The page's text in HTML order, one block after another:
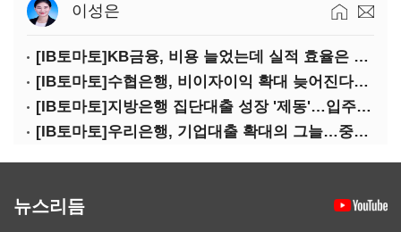
이성은
[IB토마토]KB금융, 비용 늘었는데 실적 효율은 개선…증권 호황 효과
[IB토마토]수협은행, 비이자이익 확대 늦어진다…공모운용사 인가 연말로
[IB토마토]지방은행 집단대출 성장 '제동'…입주절벽에 반사이익도 희박
[IB토마토]우리은행, 기업대출 확대의 그늘…중기 연체율 10년 만에 최고
뉴스리듬